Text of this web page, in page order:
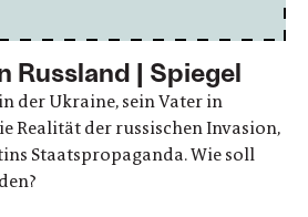
Russland | Spiegel
der Ukraine, sein Vater in
Realität der russischen Invasion,
Staatspropaganda. Wie soll